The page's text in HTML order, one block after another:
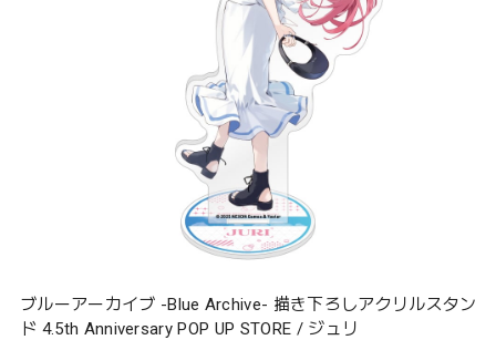
ブルーアーカイブ -Blue Archive- 描き下ろしアクリルスタン
ド 4.5th Anniversary POP UP STORE / ジュリ